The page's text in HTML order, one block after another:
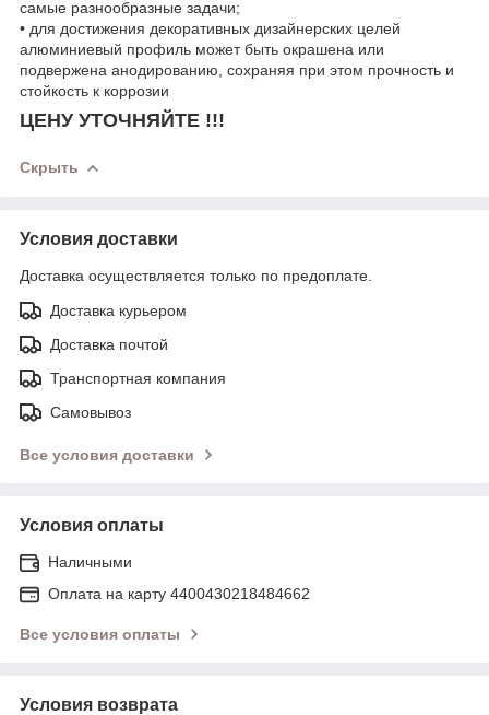
самые разнообразные задачи;
• для достижения декоративных дизайнерских целей
алюминиевый профиль может быть окрашена или
подвержена анодированию, сохраняя при этом прочность и
стойкость к коррозии
ЦЕНУ УТОЧНЯЙТЕ !!!
Скрыть
Условия доставки
Доставка осуществляется только по предоплате.
Доставка курьером
Доставка почтой
Транспортная компания
Самовывоз
Все условия доставки
Условия оплаты
Наличными
Оплата на карту 4400430218484662
Все условия оплаты
Условия возврата